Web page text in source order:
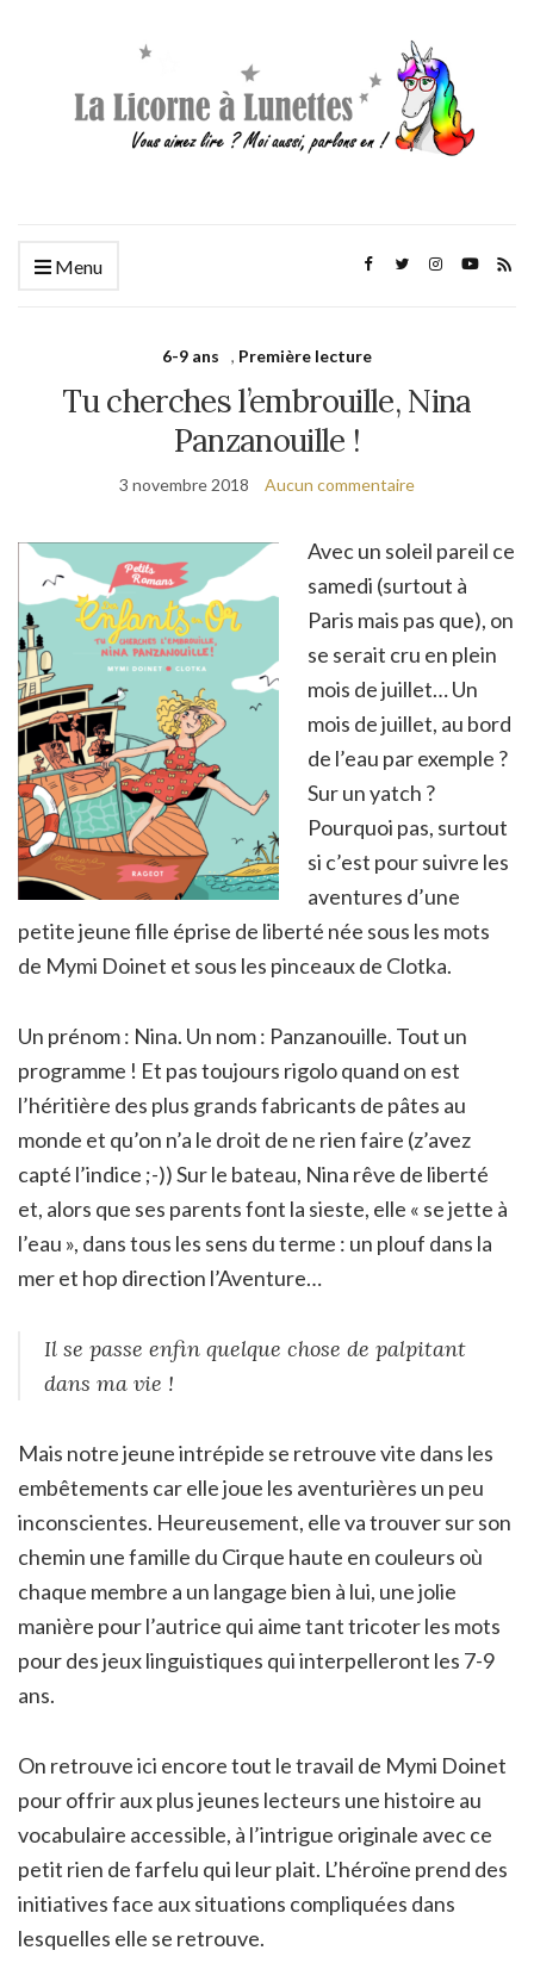
Menu
6-9 ans , Première lecture
Tu cherches l’embrouille, Nina
Panzanouille !
3 novembre 2018 Aucun commentaire
Avec un soleil pareil ce
samedi (surtout à
Paris mais pas que), on
se serait cru en plein
mois de juillet… Un
mois de juillet, au bord
de l’eau par exemple ?
Sur un yatch ?
Pourquoi pas, surtout
si c’est pour suivre les
aventures d’une
petite jeune fille éprise de liberté née sous les mots
de Mymi Doinet et sous les pinceaux de Clotka.
Un prénom : Nina. Un nom : Panzanouille. Tout un
programme ! Et pas toujours rigolo quand on est
l’héritière des plus grands fabricants de pâtes au
monde et qu’on n’a le droit de ne rien faire (z’avez
capté l’indice ;-)) Sur le bateau, Nina rêve de liberté
et, alors que ses parents font la sieste, elle « se jette à
l’eau », dans tous les sens du terme : un plouf dans la
mer et hop direction l’Aventure…
Il se passe enfin quelque chose de palpitant
dans ma vie !
Mais notre jeune intrépide se retrouve vite dans les
embêtements car elle joue les aventurières un peu
inconscientes. Heureusement, elle va trouver sur son
chemin une famille du Cirque haute en couleurs où
chaque membre a un langage bien à lui, une jolie
manière pour l’autrice qui aime tant tricoter les mots
pour des jeux linguistiques qui interpelleront les 7-9
ans.
On retrouve ici encore tout le travail de Mymi Doinet
pour offrir aux plus jeunes lecteurs une histoire au
vocabulaire accessible, à l’intrigue originale avec ce
petit rien de farfelu qui leur plait. L’héroïne prend des
initiatives face aux situations compliquées dans
lesquelles elle se retrouve.